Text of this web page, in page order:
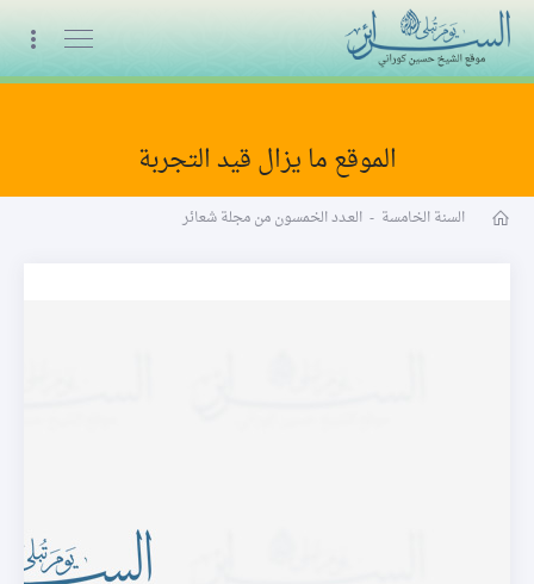
البث المباشر
الموقع ما يزال قيد التجربة
السنة الخامسة - العـدد الخمسون من مجلة شعائر